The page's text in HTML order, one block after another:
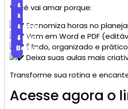
Você vai amar porque:
⬇
Baixar
Economiza horas no
⬇
Baixar
Vem em Word e PDF
⬇
Baixar
É lindo, organizado e prático
⬇
Baixar
Deixa suas aulas mais
Transforme sua rotina e
Acesse agora o